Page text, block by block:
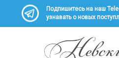
Подпишитесь на наш
узнавать о новых